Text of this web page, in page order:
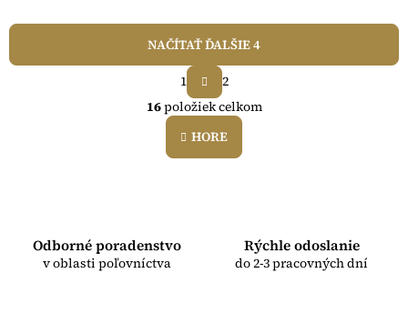
O
v
l
NAČÍTAŤ ĎALŠIE 4
t
r
á
n
o
1
2
16položiek celkom
HORE
Odborné poradenstvo
v oblasti poľovníctva
Rýchle odoslanie
do 2-3 pracovných dní